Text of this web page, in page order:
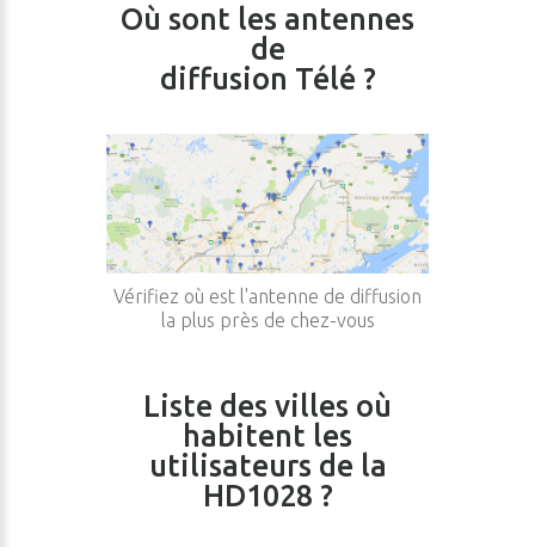
Où sont les antennes
de
diffusion Télé ?
Vérifiez où est l'antenne de diffusion
la plus près de chez-vous
Liste des villes où
habitent les
utilisateurs de la
HD1028 ?